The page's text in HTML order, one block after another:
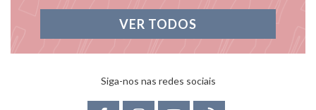
VER TODOS
Siga-nos nas redes sociais